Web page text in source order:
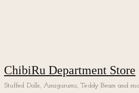
ChibiRu Department Store
Stuffed Dolls, Amigurumi, Teddy Bears and